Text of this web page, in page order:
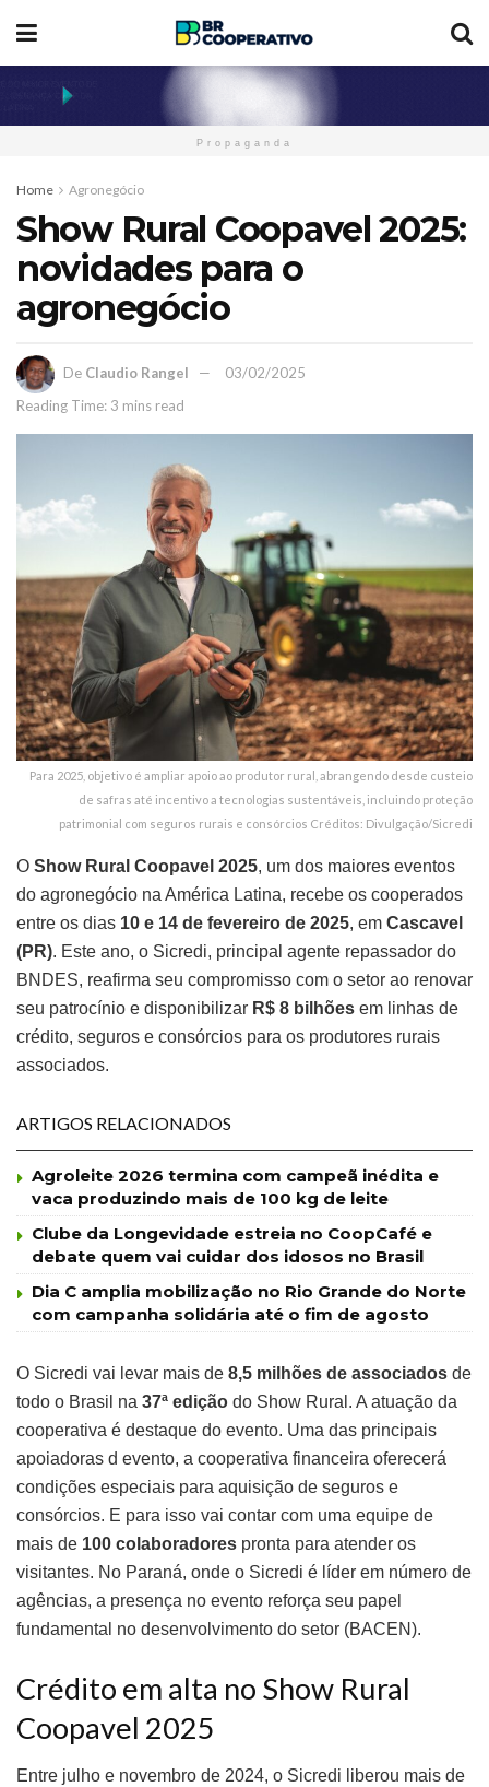
Propaganda
Home Agronegócio
Show Rural Coopavel 2025:
novidades para o
agronegócio
De Claudio Rangel
03/02/2025
Reading Time: 3 mins read
Para 2025, objetivo é ampliar apoio ao produtor rural, abrangendo desde custeio
de safras até incentivo a tecnologias sustentáveis, incluindo proteção
patrimonial com seguros rurais e consórcios Créditos: Divulgação/Sicredi
O Show Rural Coopavel 2025, um dos maiores eventos
do agronegócio na América Latina, recebe os cooperados
entre os dias 10 e 14 de fevereiro de 2025, em Cascavel
(PR). Este ano, o Sicredi, principal agente repassador do
BNDES, reafirma seu compromisso com o setor ao renovar
seu patrocínio e disponibilizar R$ 8 bilhões em linhas de
crédito, seguros e consórcios para os produtores rurais
associados.
ARTIGOS RELACIONADOS
Agroleite 2026 termina com campeã inédita e
vaca produzindo mais de 100 kg de leite
Clube da Longevidade estreia no CoopCafé e
debate quem vai cuidar dos idosos no Brasil
Dia C amplia mobilização no Rio Grande do Norte
com campanha solidária até o fim de agosto
O Sicredi vai levar mais de 8,5 milhões de associados de
todo o Brasil na 37ª edição do Show Rural. A atuação da
cooperativa é destaque do evento. Uma das principais
apoiadoras d evento, a cooperativa financeira oferecerá
condições especiais para aquisição de seguros e
consórcios. E para isso vai contar com uma equipe de
mais de 100 colaboradores pronta para atender os
visitantes. No Paraná, onde o Sicredi é líder em número de
agências, a presença no evento reforça seu papel
fundamental no desenvolvimento do setor (BACEN).
Crédito em alta no Show Rural
Coopavel 2025
Entre julho e novembro de 2024, o Sicredi liberou mais de